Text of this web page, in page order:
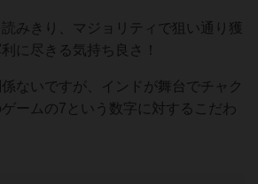
みきり、マジョリティで狙い通り獲
に尽きる気持ち良さ！
ないですが、インドが舞台でチャク
ゲームの7という数字に対するこだわ